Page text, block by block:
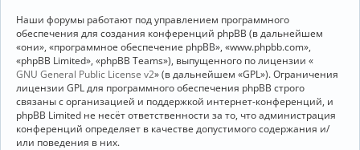
Наши форумы работают под управлением программного
обеспечения для создания конференций phpBB (в дальнейшем
«они», «программное обеспечение phpBB», «www.phpbb.com»,
«phpBB Limited», «phpBB Teams»), выпущенного по лицензии «
GNU General Public License v2» (в дальнейшем «GPL»). Ограничения
лицензии GPL для программного обеспечения phpBB строго
связаны с организацией и поддержкой интернет-конференций, и
phpBB Limited не несёт ответственности за то, что администрация
конференций определяет в качестве допустимого содержания и/
или поведения в них.